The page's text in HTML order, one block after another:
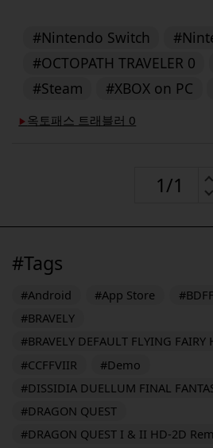
#Nintendo Switch
#OCTOPATH TRAVELER 0
#Steam
#XBOX on PC
▶︎ 옥토패스 트래블러 0
#Tags
#Android #App Store
#BRAVELY
#BRAVELY DEFAULT FLYING
#CCFFVIIR
#Demo
#DISSIDIA DUELLUM FINAL
#DRAGON QUEST
#DRAGON QUEST I & II HD-2D